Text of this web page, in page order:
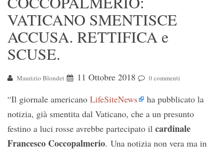
VATICANO SMENTISCE
ACCUSA. RETTIFICA e
SCUSE.
Maurizio Blondet 11 Ottobre 2018 0 commenti
“Il giornale americano LifeSiteNews
ha pubblicato la
notizia, già smentita dal Vaticano, che a un presunto
festino a luci rosse avrebbe partecipato il cardinale
Francesco Coccopalmerio. Una notizia non vera ma in